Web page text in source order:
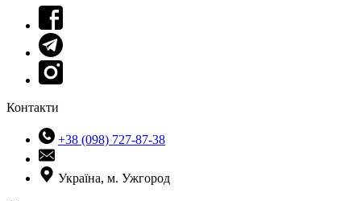
Контакти
+38 (098) 727-87-38
Україна, м. Ужгород